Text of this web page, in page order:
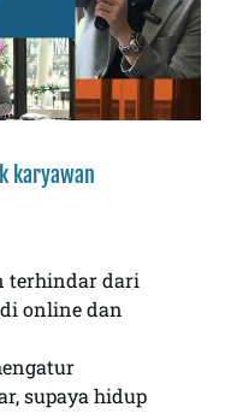
karyawan
terhindar dari
online dan
supaya hidup